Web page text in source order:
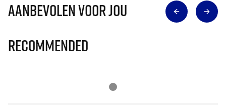
Aanbevolen voor jou
Recommended